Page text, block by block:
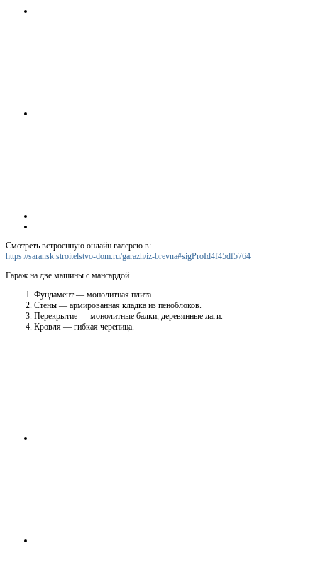
Смотреть встроенную онлайн галерею в:
https://saransk.stroitelstvo-dom.ru/garazh/iz-brevna#sigProId4f45df5764
Гараж на две машины с мансардой
Фундамент — монолитная плита.
Стены — армированная кладка из пеноблоков.
Перекрытие — монолитные балки, деревянные лаги.
Кровля — гибкая черепица.